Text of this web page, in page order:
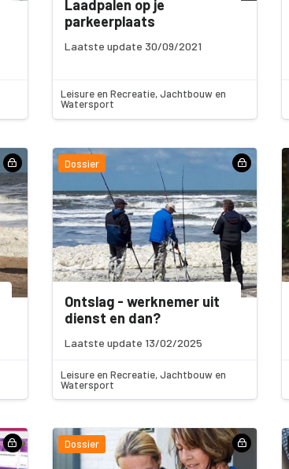
Laadpalen op je
parkeerplaats
Laatste update 30/09/2021
Leisure en Recreatie, Jachtbouw en
Watersport
Dossier
Ontslag - werknemer uit
dienst en dan?
Laatste update 13/02/2025
Leisure en Recreatie, Jachtbouw en
Watersport
Dossier